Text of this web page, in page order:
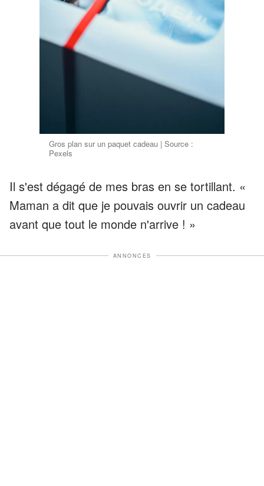
Gros plan sur un paquet cadeau | Source :
Pexels
Il s'est dégagé de mes bras en se tortillant. «
Maman a dit que je pouvais ouvrir un cadeau
avant que tout le monde n'arrive ! »
ANNONCES